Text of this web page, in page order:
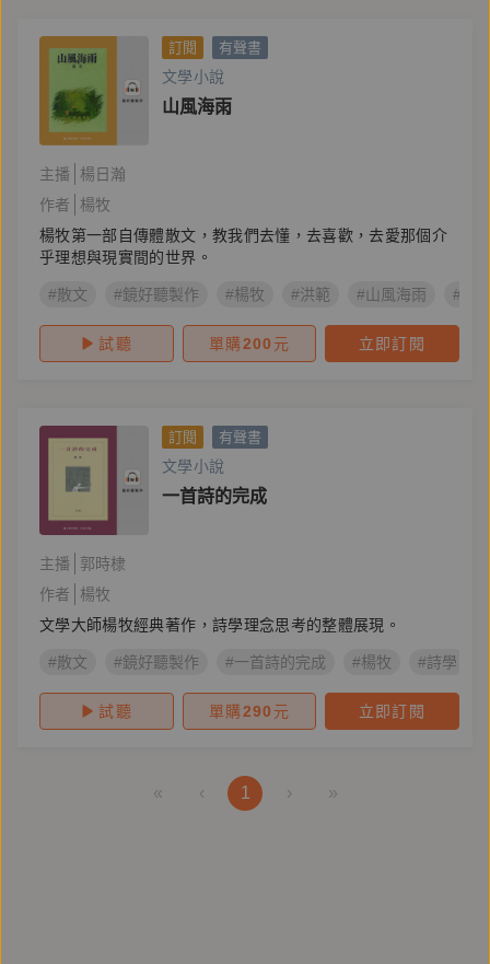
訂閱 有聲書
文學小說
山風海雨
主播
楊日瀚
作者
楊牧
楊牧第一部自傳體散文，教我們去懂，去喜歡，去愛那個介
乎理想與現實間的世界。
#散文 #鏡好聽製作 #楊牧 #洪範 #山風海雨 #楊
試聽 單購200 元 立即訂閱
訂閱 有聲書
文學小說
一首詩的完成
主播
郭時棣
作者
楊牧
文學大師楊牧經典著作，詩學理念思考的整體展現。
#散文 #鏡好聽製作 #一首詩的完成 #楊牧 #詩學
試聽 單購290 元 立即訂閱
« ‹ 1 › »